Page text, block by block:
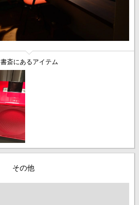
書斎にあるアイテム
その他